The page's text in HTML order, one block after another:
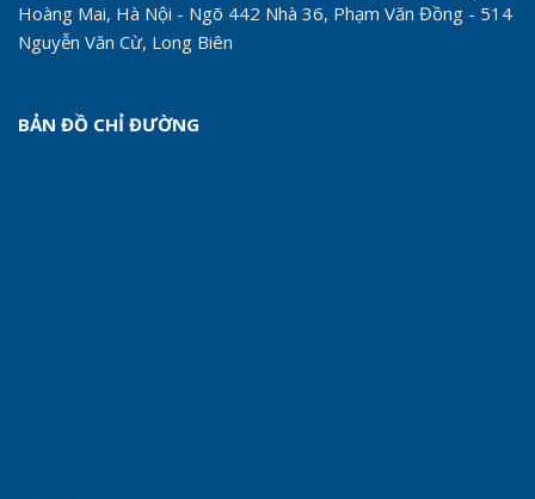
Hoàng Mai, Hà Nội - Ngõ 442 Nhà 36, Phạm Văn Đồng - 514
Nguyễn Văn Cừ, Long Biên
BẢN ĐỒ CHỈ ĐƯỜNG